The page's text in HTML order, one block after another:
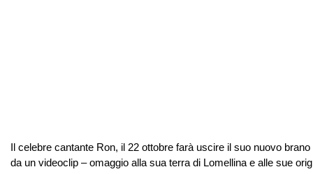
Il celebre cantante Ron, il 22 ottobre farà uscire il suo nuovo
da un videoclip – omaggio alla sua terra di Lomellina e alle sue